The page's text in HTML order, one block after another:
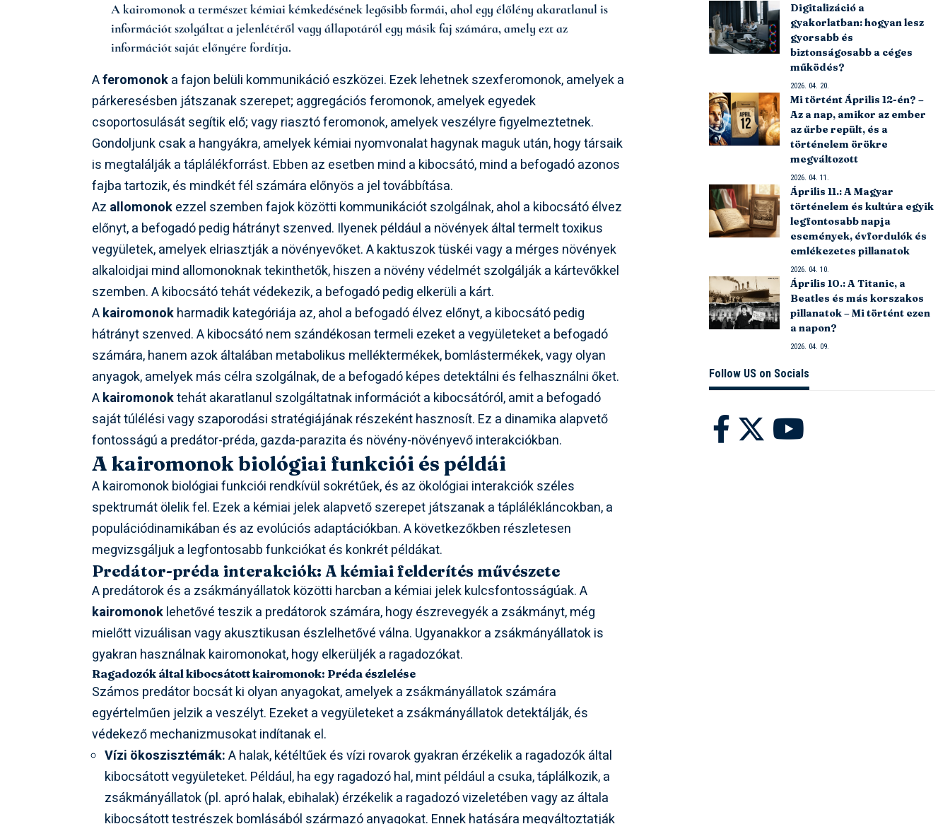
A kairomonok a természet kémiai kémkedésének legősibb formái, ahol egy élőlény akaratlanul is
információt szolgáltat a jelenlétéről vagy állapotáról egy másik faj számára, amely ezt az
információt saját előnyére fordítja.
Aferomonoka fajon belüli kommunikáció eszközei. Ezek lehetnek szexferomonok, amelyek a
párkeresésben játszanak szerepet; aggregációs feromonok, amelyek egyedek
csoportosulását segítik elő; vagy riasztó feromonok, amelyek veszélyre figyelmeztetnek.
Gondoljunk csak a hangyákra, amelyek kémiai nyomvonalat hagynak maguk után, hogy társaik
is megtalálják a táplálékforrást. Ebben az esetben mind a kibocsátó, mind a befogadó azonos
fajba tartozik, és mindkét fél számára előnyös a jel továbbítása.
Az allomonokezzel szemben fajok közötti kommunikációt szolgálnak, ahol a kibocsátó élvez
előnyt, a befogadó pedig hátrányt szenved. Ilyenek például a növények által termelt toxikus
vegyületek, amelyek elriasztják a növényevőket. A kaktuszok tüskéi vagy a mérges növények
alkaloidjai mind allomonoknak tekinthetők, hiszen a növény védelmét szolgálják a kártevőkkel
szemben. A kibocsátó tehát védekezik, a befogadó pedig elkerüli a kárt.
Akairomonokharmadik kategóriája az, ahol a befogadó élvez előnyt, a kibocsátó pedig
hátrányt szenved. A kibocsátó nem szándékosan termeli ezeket a vegyületeket a befogadó
számára, hanem azok általában metabolikus melléktermékek, bomlástermékek, vagy olyan
anyagok, amelyek más célra szolgálnak, de a befogadó képes detektálni és felhasználni őket.
Akairomonoktehát akaratlanul szolgáltatnak információt a kibocsátóról, amit a befogadó
saját túlélési vagy szaporodási stratégiájának részeként hasznosít. Ez a dinamika alapvető
fontosságú a predátor-préda, gazda-parazita és növény-növényevő interakciókban.
A kairomonok biológiai funkciói és példái
A kairomonok biológiai funkciói rendkívül sokrétűek, és az ökológiai interakciók széles
spektrumát ölelik fel. Ezek a kémiai jelek alapvető szerepet játszanak a táplálékláncokban, a
populációdinamikában és az evolúciós adaptációkban. A következőkben részletesen
megvizsgáljuk a legfontosabb funkciókat és konkrét példákat.
Predátor-préda interakciók: A kémiai felderítés művészete
A predátorok és a zsákmányállatok közötti harcban a kémiai jelek kulcsfontosságúak. A
kairomonoklehetővé teszik a predátorok számára, hogy észrevegyék a zsákmányt, még
mielőtt vizuálisan vagy akusztikusan észlelhetővé válna. Ugyanakkor a zsákmányállatok is
gyakran használnak kairomonokat, hogy elkerüljék a ragadozókat.
Ragadozók által kibocsátott kairomonok: Préda észlelése
Számos predátor bocsát ki olyan anyagokat, amelyek a zsákmányállatok számára
egyértelműen jelzik a veszélyt. Ezeket a vegyületeket a zsákmányállatok detektálják, és
védekező mechanizmusokat indítanak el.
Vízi ökoszisztémák:A halak, kétéltűek és vízi rovarok gyakran érzékelik a ragadozók által
kibocsátott vegyületeket. Például, ha egy ragadozó hal, mint például a csuka, táplálkozik, a
zsákmányállatok (pl. apró halak, ebihalak) érzékelik a ragadozó vizeletében vagy az általa
kibocsátott testrészek bomlásából származó anyagokat. Ennek hatására megváltoztatják
Digitalizáció a
gyakorlatban: hogyan lesz
gyorsabb és
biztonságosabb a céges
működés?
2026. 04. 20.
Mi történt Április 12-én? –
Az a nap, amikor az ember
az űrbe repült, és a
történelem örökre
megváltozott
2026. 04. 11.
Április 11.: A Magyar
történelem és kultúra egyik
legfontosabb napja
események, évfordulók és
emlékezetes pillanatok
2026. 04. 10.
Április 10.: A Titanic, a
Beatles és más korszakos
pillanatok – Mi történt ezen
a napon?
2026. 04. 09.
Follow US on Socials